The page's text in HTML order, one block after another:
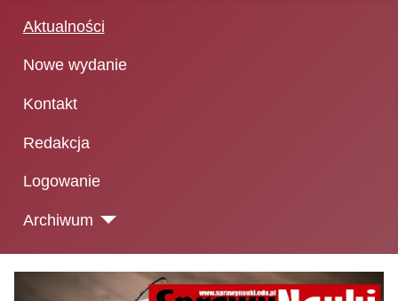
Aktualności
Nowe wydanie
Kontakt
Redakcja
Logowanie
Archiwum